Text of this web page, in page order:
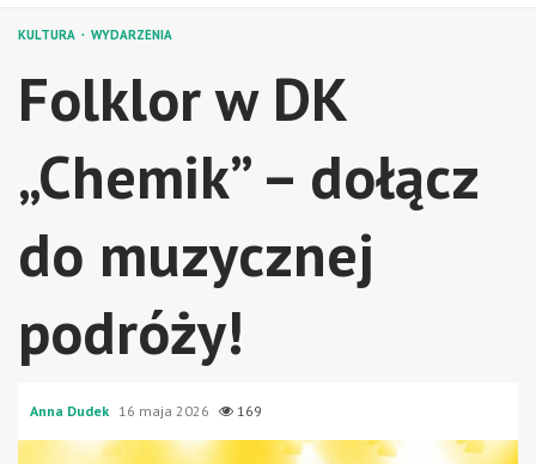
KULTURA WYDARZENIA
Folklor w DK
„Chemik” – dołącz
do muzycznej
podróży!
Anna Dudek 16 maja 2026 169